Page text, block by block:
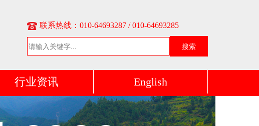
联系热线：010-64693287 / 010-64693285
搜索
行业资讯 English